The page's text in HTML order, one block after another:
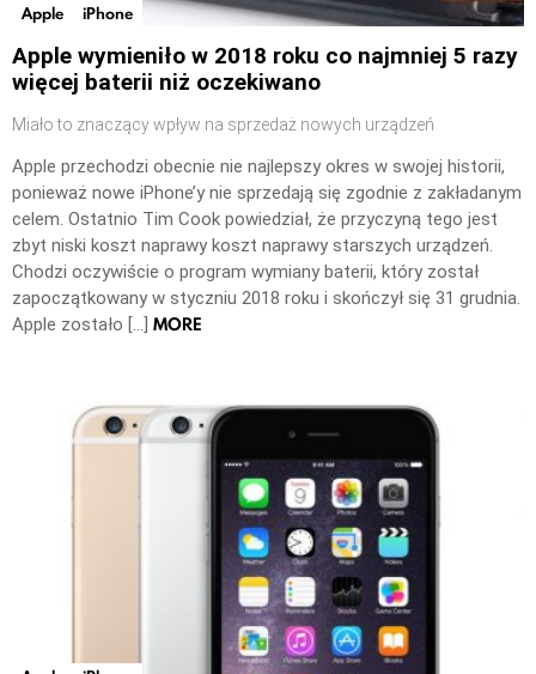
Apple iPhone
Apple wymieniło w 2018 roku co najmniej 5 razy
więcej baterii niż oczekiwano
Miało to znaczący wpływ na sprzedaż nowych urządzeń
Apple przechodzi obecnie nie najlepszy okres w swojej historii,
ponieważ nowe iPhone’y nie sprzedają się zgodnie z zakładanym
celem. Ostatnio Tim Cook powiedział, że przyczyną tego jest
zbyt niski koszt naprawy koszt naprawy starszych urządzeń.
Chodzi oczywiście o program wymiany baterii, który został
zapoczątkowany w styczniu 2018 roku i skończył się 31 grudnia.
Apple zostało […] MORE